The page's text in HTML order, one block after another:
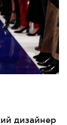
дизайнер